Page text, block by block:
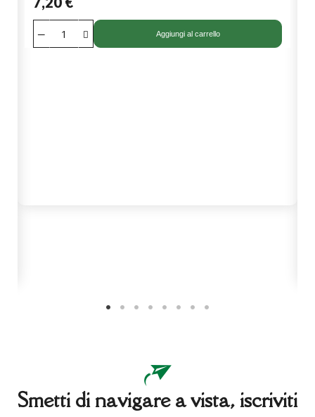
Aggiungi al carrello
Smetti di navigare a vista, iscriviti